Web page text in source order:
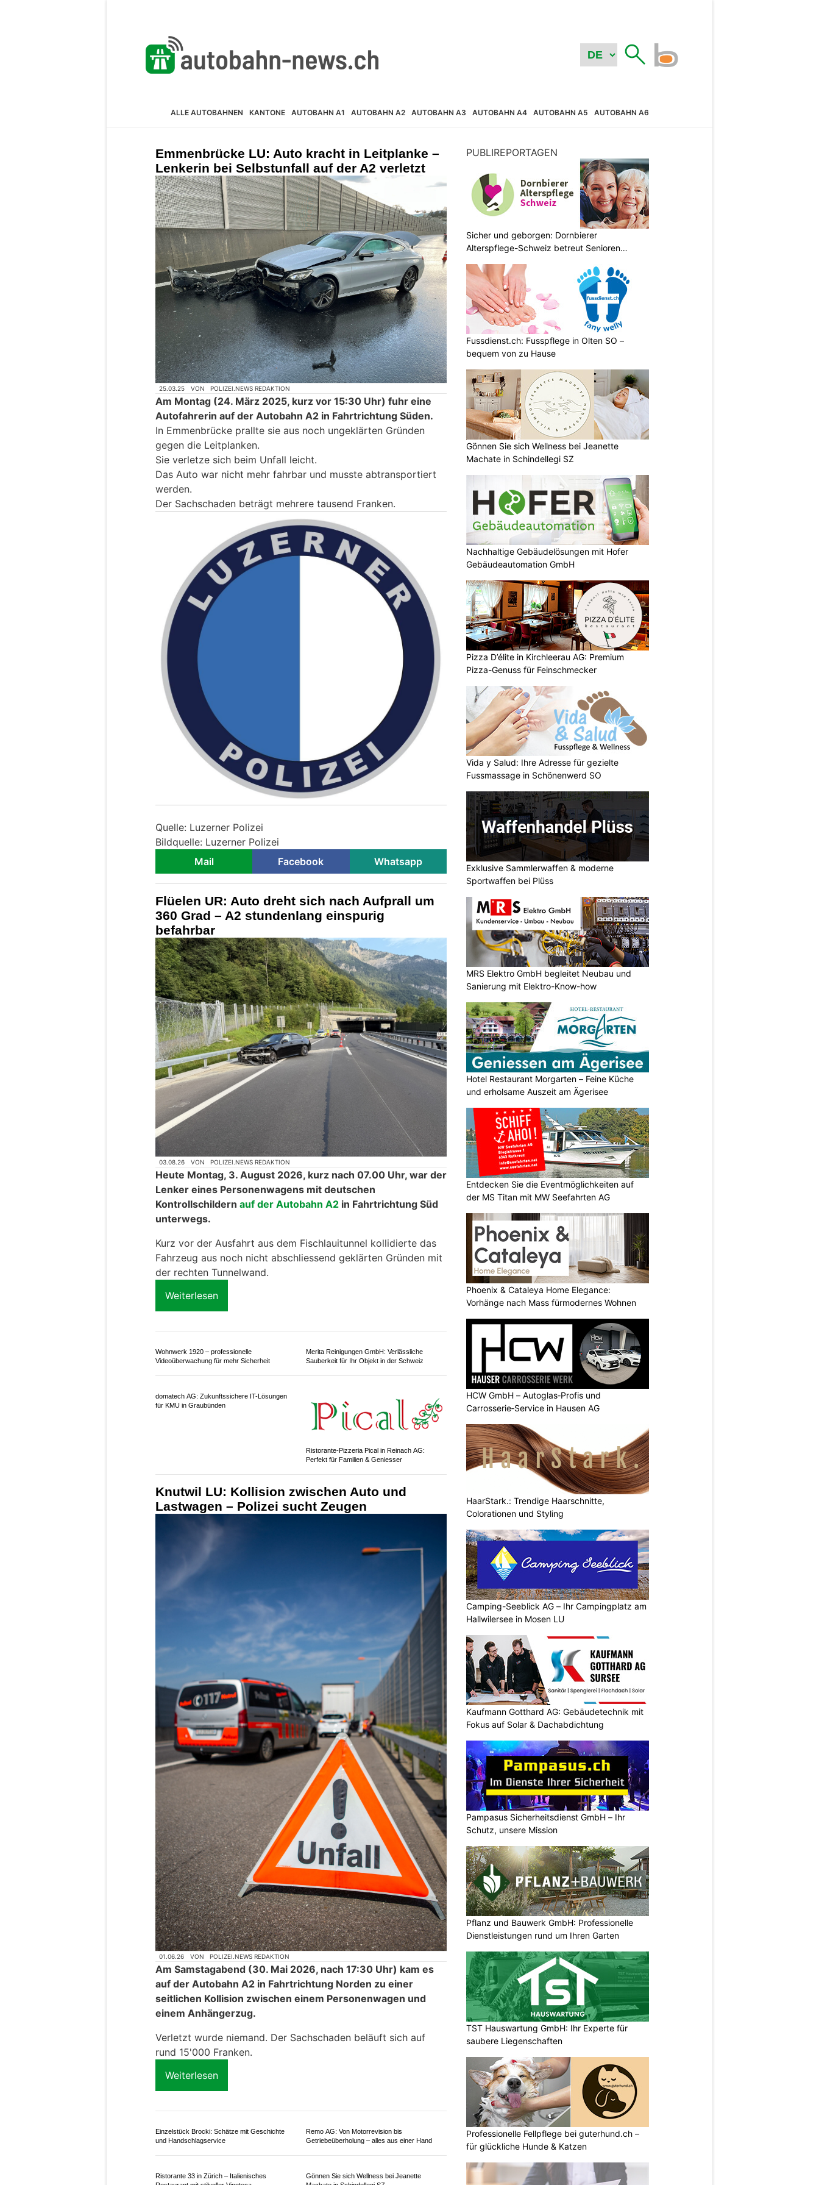
ALLE AUTOBAHNEN KANTONE AUTOBAHN A1 AUTOBAHN A2 AUTOBAHN A3 AUTOBAHN A4 AUTOBAHN A5 AUTOBAHN A6
Emmenbrücke LU: Auto kracht in Leitplanke –
Lenkerin bei Selbstunfall auf der A2 verletzt
25.03.25 VON POLIZEI.NEWS REDAKTION
Am Montag (24. März 2025, kurz vor 15:30 Uhr) fuhr eine
Autofahrerin auf der Autobahn A2 in Fahrtrichtung Süden.
In Emmenbrücke prallte sie aus noch ungeklärten Gründen
gegen die Leitplanken.
Sie verletze sich beim Unfall leicht.
Das Auto war nicht mehr fahrbar und musste abtransportiert
werden.
Der Sachschaden beträgt mehrere tausend Franken.
Quelle: Luzerner Polizei
Bildquelle: Luzerner Polizei
Mail
Facebook Whatsapp
Flüelen UR: Auto dreht sich nach Aufprall um
360 Grad – A2 stundenlang einspurig
befahrbar
03.08.26 VON POLIZEI.NEWS REDAKTION
Heute Montag, 3. August 2026, kurz nach 07.00 Uhr, war der
Lenker eines Personenwagens mit deutschen
Kontrollschildern auf der Autobahn A2 in Fahrtrichtung Süd
unterwegs.
Kurz vor der Ausfahrt aus dem Fischlauitunnel kollidierte das
Fahrzeug aus noch nicht abschliessend geklärten Gründen mit
der rechten Tunnelwand.
Weiterlesen
Wohnwerk 1920 – professionelle
Videoüberwachung für mehr Sicherheit
Sauberkeit für Ihr Objekt in der Schweiz
für KMU in Graubünden
Perfekt für Familien & Geniesser
Lastwagen – Polizei sucht Zeugen
POLIZEI.NEWS REDAKTION
Am Samstagabend (30. Mai 2026, nach 17:30 Uhr) kam es
auf der Autobahn A2 in Fahrtrichtung Norden zu einer
seitlichen Kollision zwischen einem Personenwagen und
einem Anhängerzug.
PUBLIREPORTAGEN
Sicher und geborgen: Dornbierer
Alterspflege-Schweiz betreut Senioren
Fussdienst.ch: Fusspflege in Olten SO –
bequem von zu Hause
Gönnen Sie sich Wellness bei Jeanette
Machate in Schindellegi SZ
Nachhaltige Gebäudelösungen mit Hofer
Gebäudeautomation GmbH
Pizza D’élite in Kirchleerau AG: Premium
Pizza-Genuss für Feinschmecker
Vida y Salud: Ihre Adresse für gezielte
Fussmassage in Schönenwerd SO
Exklusive Sammlerwaffen & moderne
Sportwaffen bei Plüss
MRS Elektro GmbH begleitet Neubau und
Sanierung mit Elektro-Know-how
Hotel Restaurant Morgarten – Feine Küche
und erholsame Auszeit am Ägerisee
Entdecken Sie die Eventmöglichkeiten auf
der MS Titan mit MW Seefahrten AG
Phoenix & Cataleya Home Elegance:
Vorhänge nach Mass fürmodernes Wohnen
HCW GmbH – Autoglas‑Profis und
Carrosserie‑Service in Hausen AG
HaarStark.: Trendige Haarschnitte,
Colorationen und Styling
Camping-Seeblick AG – Ihr Campingplatz am
Hallwilersee in Mosen LU
Kaufmann Gotthard AG: Gebäudetechnik mit
Fokus auf Solar & Dachabdichtung
Pampasus Sicherheitsdienst GmbH – Ihr
Schutz, unsere Mission
Pflanz und Bauwerk GmbH: Professionelle
Dienstleistungen rund um Ihren Garten
TST Hauswartung GmbH: Ihr Experte für
saubere Liegenschaften
Professionelle Fellpflege bei guterhund.ch –
für glückliche Hunde & Katzen